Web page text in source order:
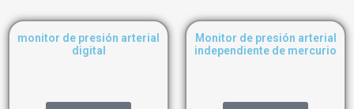
monitor de presión arterial
digital
Monitor de presión arterial
independiente de mercurio